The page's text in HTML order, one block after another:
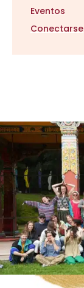
Eventos
Conectarse